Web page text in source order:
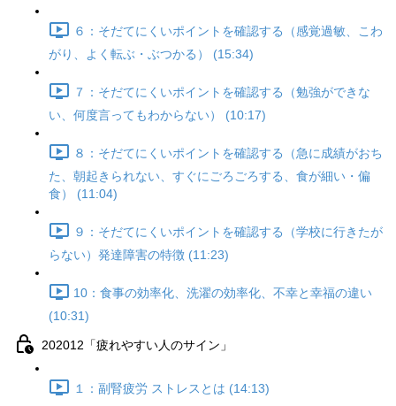
６：そだてにくいポイントを確認する（感覚過敏、こわ
がり、よく転ぶ・ぶつかる） (15:34)
７：そだてにくいポイントを確認する（勉強ができな
い、何度言ってもわからない） (10:17)
８：そだてにくいポイントを確認する（急に成績がおち
た、朝起きられない、すぐにごろごろする、食が細い・偏
食） (11:04)
９：そだてにくいポイントを確認する（学校に行きたが
らない）発達障害の特徴 (11:23)
10：食事の効率化、洗濯の効率化、不幸と幸福の違い
(10:31)
202012「疲れやすい人のサイン」
１：副腎疲労 ストレスとは (14:13)